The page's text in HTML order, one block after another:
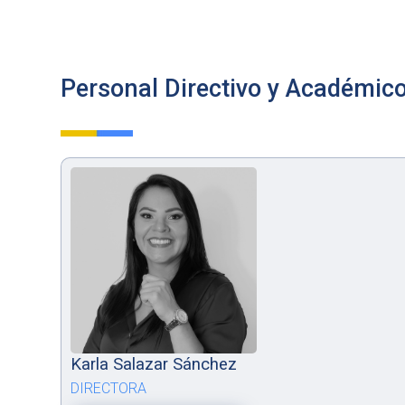
Personal Directivo y
Karla Salazar Sánchez
DIRECTORA